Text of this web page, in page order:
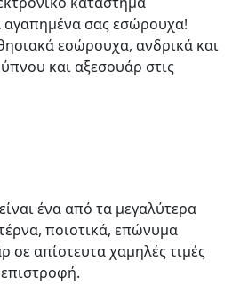
αγαπημένα σας εσώρουχα!
εσώρουχα, ανδρικά και
και αξεσουάρ στις
ένα από τα μεγαλύτερα
ποιοτικά, επώνυμα
σε απίστευτα χαμηλές τιμές